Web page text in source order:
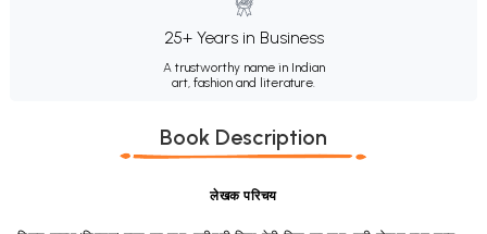
25+ Years in Business
A trustworthy name in Indian
art, fashion and literature.
Book Description
लेखक परिचय